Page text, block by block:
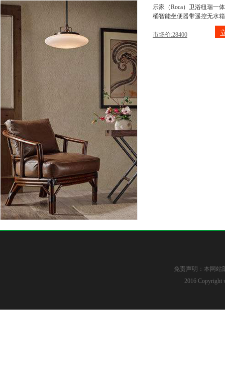
乐家（Roca）卫浴纽瑞一
桶智能坐便器带遥控无水
能马桶盖 马桶 纽瑞豪华版
市场价:28400
免责声明：本网站
2016